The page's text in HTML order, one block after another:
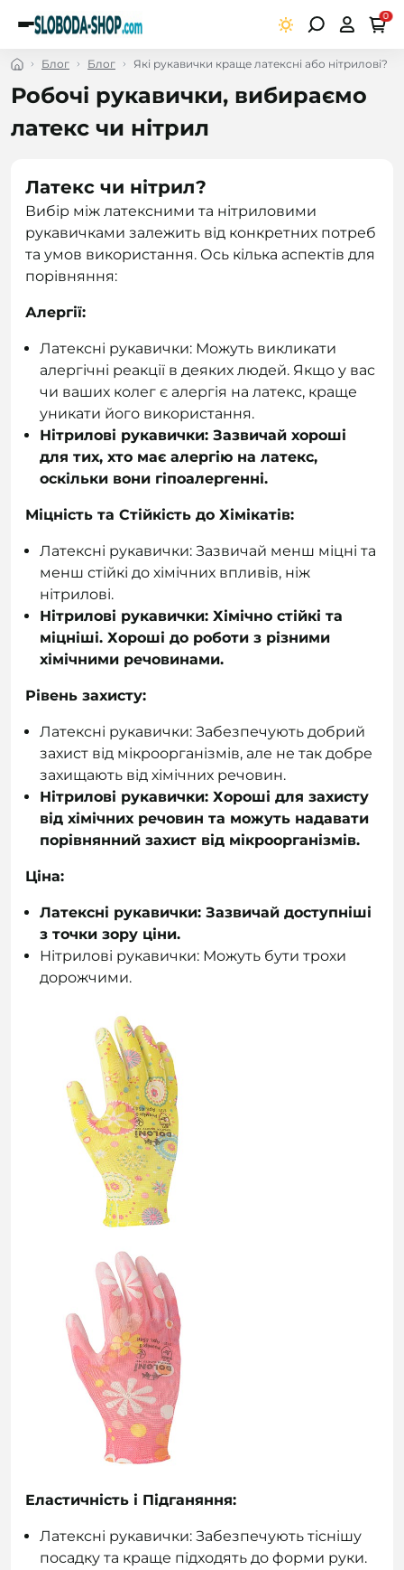
0
Блог Блог Які рукавички краще латексні або нітрилові?
Робочі рукавички, вибираємо
латекс чи нітрил
Латекс чи нітрил?
Вибір між латексними та нітриловими
рукавичками залежить від конкретних потреб
та умов використання. Ось кілька аспектів для
порівняння:
Алергії:
Латексні рукавички: Можуть викликати
алергічні реакції в деяких людей. Якщо у вас
чи ваших колег є алергія на латекс, краще
уникати його використання.
Нітрилові рукавички: Зазвичай хороші
для тих, хто має алергію на латекс,
оскільки вони гіпоалергенні.
Міцність та Стійкість до Хімікатів:
Латексні рукавички: Зазвичай менш міцні та
менш стійкі до хімічних впливів, ніж
нітрилові.
Нітрилові рукавички: Хімічно стійкі та
міцніші. Хороші до роботи з різними
хімічними речовинами.
Рівень захисту:
Латексні рукавички: Забезпечують добрий
захист від мікроорганізмів, але не так добре
захищають від хімічних речовин.
Нітрилові рукавички: Хороші для захисту
від хімічних речовин та можуть надавати
порівнянний захист від мікроорганізмів.
Ціна:
Латексні рукавички: Зазвичай доступніші
з точки зору ціни.
Нітрилові рукавички: Можуть бути трохи
дорожчими.
Еластичність і Підганяння:
Латексні рукавички: Забезпечують тіснішу
посадку та краще підходять до форми руки.